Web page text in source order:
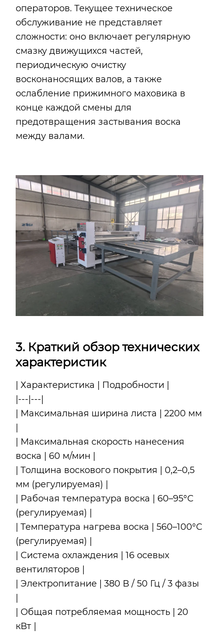
операторов. Текущее техническое
обслуживание не представляет
сложности: оно включает регулярную
смазку движущихся частей,
периодическую очистку
восконаносящих валов, а также
ослабление прижимного маховика в
конце каждой смены для
предотвращения застывания воска
между валами.
3. Краткий обзор технических
характеристик
| Характеристика | Подробности |
|---|---|
| Максимальная ширина листа | 2200 мм
| Максимальная скорость нанесения
воска | 60 м/мин |
| Толщина воскового покрытия | 0,2–0,5
мм (регулируемая) |
| Рабочая температура воска | 60–95°C
(регулируемая) |
| Температура нагрева воска | 560–100°C
(регулируемая) |
| Система охлаждения | 16 осевых
вентиляторов |
| Электропитание | 380 В / 50 Гц / 3 фазы
| Общая потребляемая мощность | 20
кВт |